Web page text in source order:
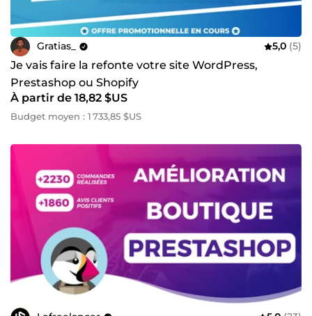
Gratias_ 5,0 (5)
Je vais faire la refonte votre site WordPress,
Prestashop ou Shopify
À partir de 18,82 $US
Budget moyen : 1 733,85 $US